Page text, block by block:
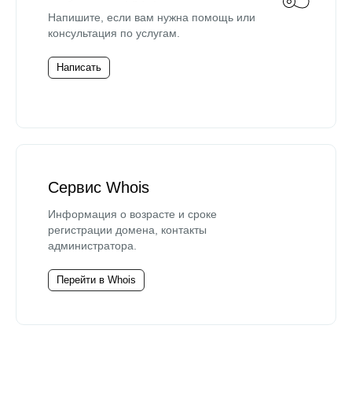
Напишите, если вам нужна помощь или
консультация по услугам.
Написать
Сервис Whois
Информация о возрасте и сроке
регистрации домена, контакты
администратора.
Перейти в Whois